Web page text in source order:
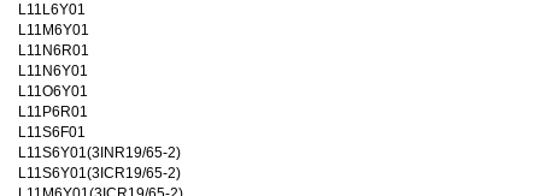
L11L6Y01
L11M6Y01
L11N6R01
L11N6Y01
L11O6Y01
L11P6R01
L11S6F01
L11S6Y01(3INR19/65-2)
L11S6Y01(3ICR19/65-2)